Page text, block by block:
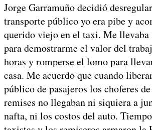
Jorge Garramuño decidió
transporte público yo era pibe y
querido viejo en el taxi. Me llevaba
para demostrarme el valor del
horas y romperse el lomo para
casa. Me acuerdo que cuando
público de pasajeros los choferes
remises no llegaban ni siquiera a
nafta, ni los costos del auto.